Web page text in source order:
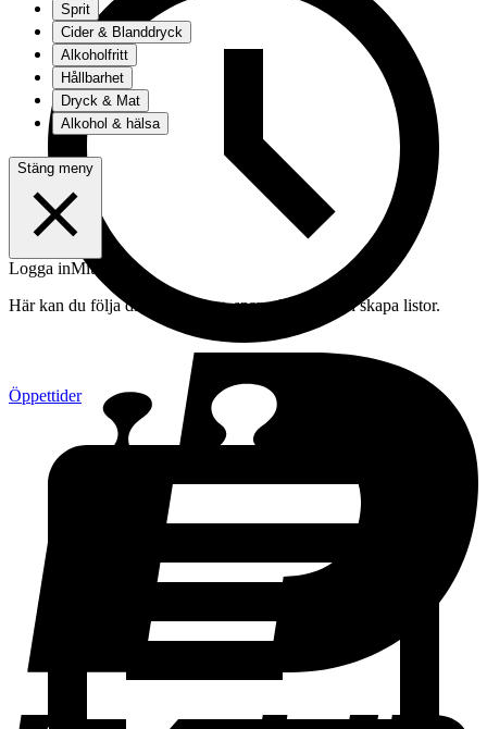
Öppettider
Sprit
Cider & Blanddryck
Alkoholfritt
Hållbarhet
Dryck & Mat
Alkohol & hälsa
Stäng meny
Logga inMitt konto
Här kan du följa din beställning, spara drycker och skapa listor.